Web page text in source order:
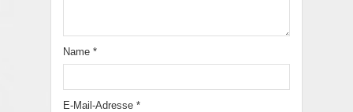
Name *
E-Mail-Adresse *